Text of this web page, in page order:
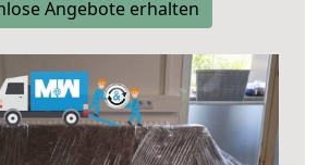
Angebote erhalten